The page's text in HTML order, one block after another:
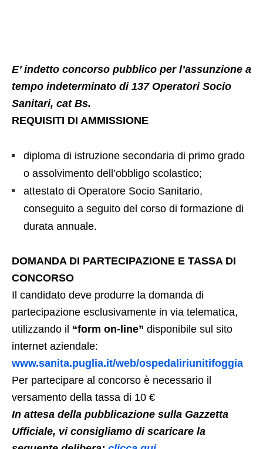
E’ indetto concorso pubblico per l’assunzione a
tempo indeterminato di 137 Operatori Socio
Sanitari, cat Bs.
REQUISITI DI AMMISSIONE
diploma di istruzione secondaria di primo grado
o assolvimento dell’obbligo scolastico;
attestato di Operatore Socio Sanitario,
conseguito a seguito del corso di formazione di
durata annuale.
DOMANDA DI PARTECIPAZIONE E TASSA DI
CONCORSO
Il candidato deve produrre la domanda di
partecipazione esclusivamente in via telematica,
utilizzando il “form on-line” disponibile sul sito
internet aziendale:
www.sanita.puglia.it/web/ospedaliriunitifoggia
Per partecipare al concorso è necessario il
versamento della tassa di 10 €
In attesa della pubblicazione sulla Gazzetta
Ufficiale, vi consigliamo di scaricare la